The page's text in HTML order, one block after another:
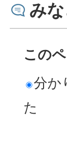
み
この
分か
た